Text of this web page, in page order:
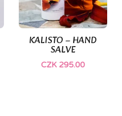
KALISTO – HAND
SALVE
CZK 295.00